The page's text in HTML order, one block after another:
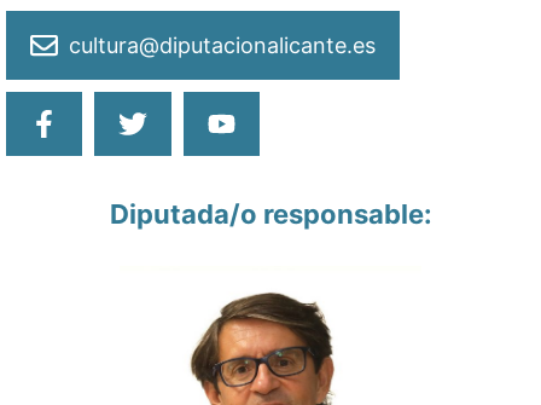
cultura@diputacionalicante.es
Diputada/o responsable: